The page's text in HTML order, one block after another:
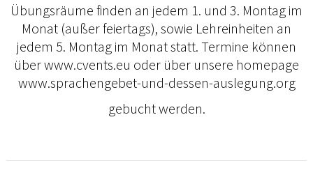
Übungsräume finden an jedem 1. und 3. Montag im
Monat (außer feiertags), sowie Lehreinheiten an
jedem 5. Montag im Monat statt. Termine können
über www.cvents.eu oder über unsere homepage
www.sprachengebet-und-dessen-auslegung.org
gebucht werden.